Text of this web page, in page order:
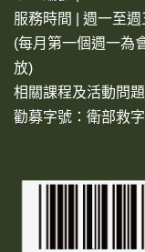
服務時間 | 週一至
(每月第一個週一為
放)
相關課程及活動問
勸募字號：衛部救